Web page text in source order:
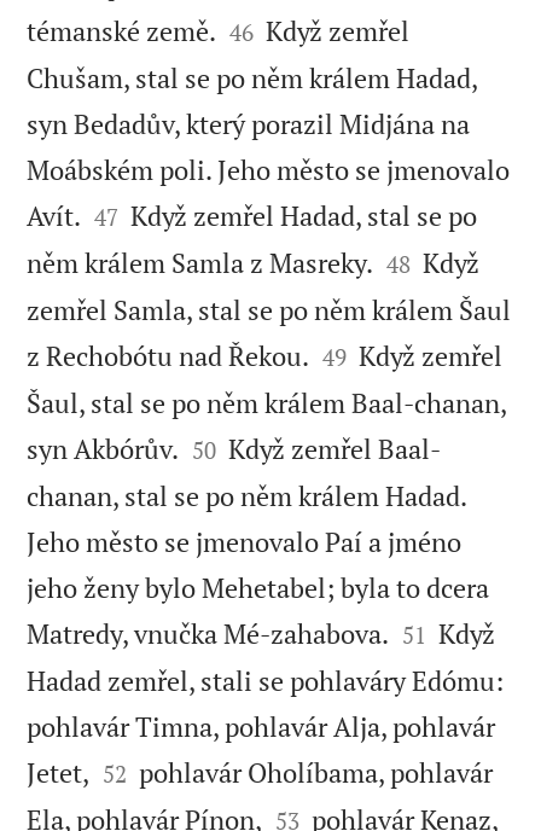
témanské země. 

46 Když zemřel
Chušam, stal se po něm králem Hadad,
syn Bedadův, který porazil Midjána na
Moábském poli. Jeho město se jmenovalo
Avít. 

47 Když zemřel Hadad, stal se po
něm králem Samla z Masreky. 

48 Když
zemřel Samla, stal se po něm králem Šaul
z Rechobótu nad Řekou. 

49 Když zemřel
Šaul, stal se po něm králem Baal-chanan,
syn Akbórův. 

50 Když zemřel Baal-
chanan, stal se po něm králem Hadad.
Jeho město se jmenovalo Paí a jméno
jeho ženy bylo Mehetabel; byla to dcera
Matredy, vnučka Mé-zahabova. 

51 Když
Hadad zemřel, stali se pohlaváry Edómu:
pohlavár Timna, pohlavár Alja, pohlavár
Jetet, 

52 pohlavár Oholíbama, pohlavár
Ela, pohlavár Pínon, 

53 pohlavár Kenaz,